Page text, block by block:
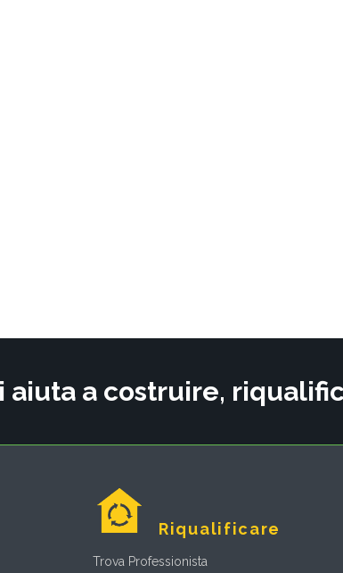
a costruire,
Riqualificare
Trova Professionista